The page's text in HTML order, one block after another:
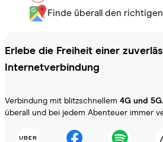
Finde überall den
Erlebe die Freiheit einer
Internetverbindung
Verbindung mit blitzschnellem 4G und 5G
überall und bei jedem Abenteuer immer